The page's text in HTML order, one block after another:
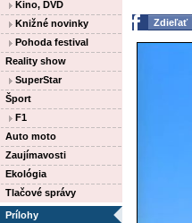
Kino, DVD
Knižné novinky
Pohoda festival
Reality show
SuperStar
Šport
F1
Auto moto
Zaujímavosti
Ekológia
Tlačové správy
Prílohy
Zdieľať